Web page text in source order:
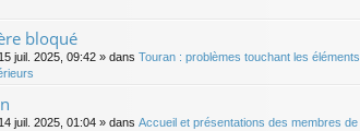
bloqué
15 juil. 2025, 09:42 » dans Touran : problèmes touchant les éléments
14 juil. 2025, 01:04 » dans Accueil et présentations des membres de